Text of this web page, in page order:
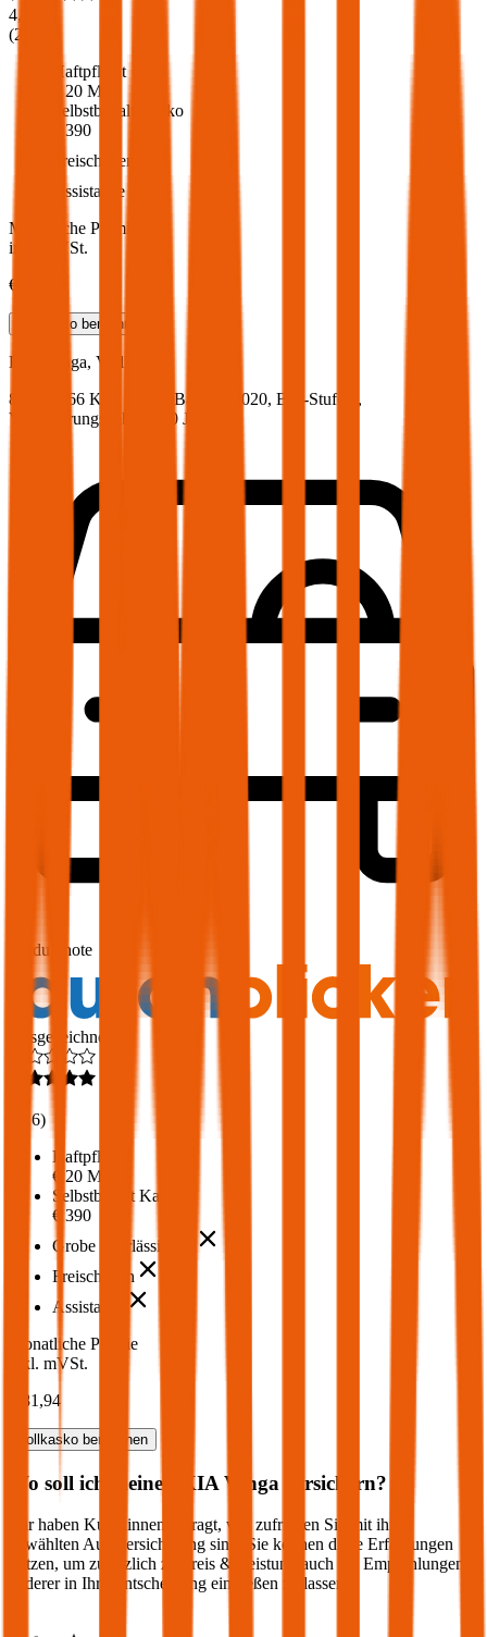
4,6
(216
Haftpflicht
€ 20 Mio.
Selbstbehalt Kasko
€ 390
Freischaden
Assistance
Monatliche Prämie
inkl. mVSt.
€ 54,62
Teilkasko berechnen
KIA
Venga, Vollkasko
89.7 PS/66 KW, diesel, Baujahr 2020, BM-Stufe
,
Versicherungsnehmer 30 Jahre
Produktnote
Ausgezeichnet
216)
Haftpflicht
€ 20 Mio.
Selbstbehalt Kasko
€ 390
Grobe Fahrlässigkeit
Freischaden
Assistance
Monatliche Prämie
inkl. mVSt.
€ 81,94
Vollkasko berechnen
Wo soll ich meinen KIA Venga versichern?
Wir haben Kund:innen befragt, wie zufrieden Sie mit ihrer
gewählten Autoversicherung sind. Sie können diese Erfahrungen
nutzen, um zusätzlich zu Preis & Leistung auch die Empfehlungen
anderer in Ihre Entscheidung einfließen zu lassen: